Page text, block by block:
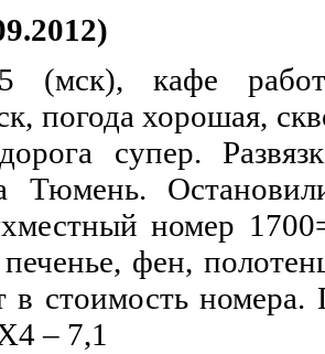
(мск), кафе
погода хорошая,
дорога супер.
Тюмень.
номер
фен,
в стоимость
– 7,1